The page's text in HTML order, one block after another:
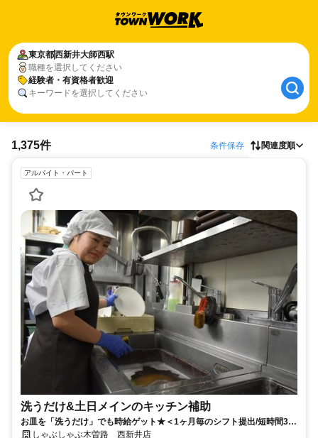
東京都西新井大師西駅
職種を選択してください
経験者・有資格者歓迎
キーワードを選択してください
1,375件 条件保存 関連度順
アルバイト・パート
洗うだけ&土日メインのキッチン補助
お皿を「洗うだけ」でも時給ゲット★＜1ヶ月毎のシフト提出/短時間3h
～/週2日～＞
しゃぶしゃぶ木曽路 西新井店